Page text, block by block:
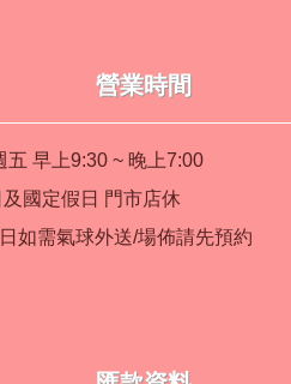
營業時間
五 早上9:30 ~ 晚上7:00
國定假日 門市店休
如需氣球外送/場佈請先預約